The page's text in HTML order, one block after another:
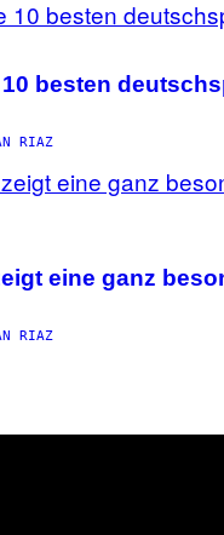
besten
RIAZ
eine ganz
RIAZ